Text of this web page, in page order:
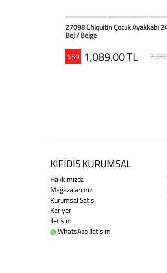
HIZLI BAK
27098 Chiquitin Çocuk Ayakkabı
Bej / Beige
%59 1,089.00 TL
KİFİDİS KURUMSAL
Hakkımızda
Mağazalarımız
Kurumsal Satış
Kariyer
İletişim
WhatsApp İletişim